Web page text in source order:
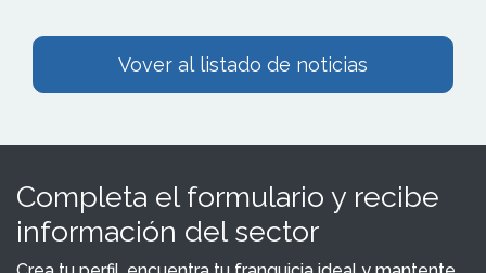
Vover al listado de noticias
Completa el formulario y recibe
información del sector